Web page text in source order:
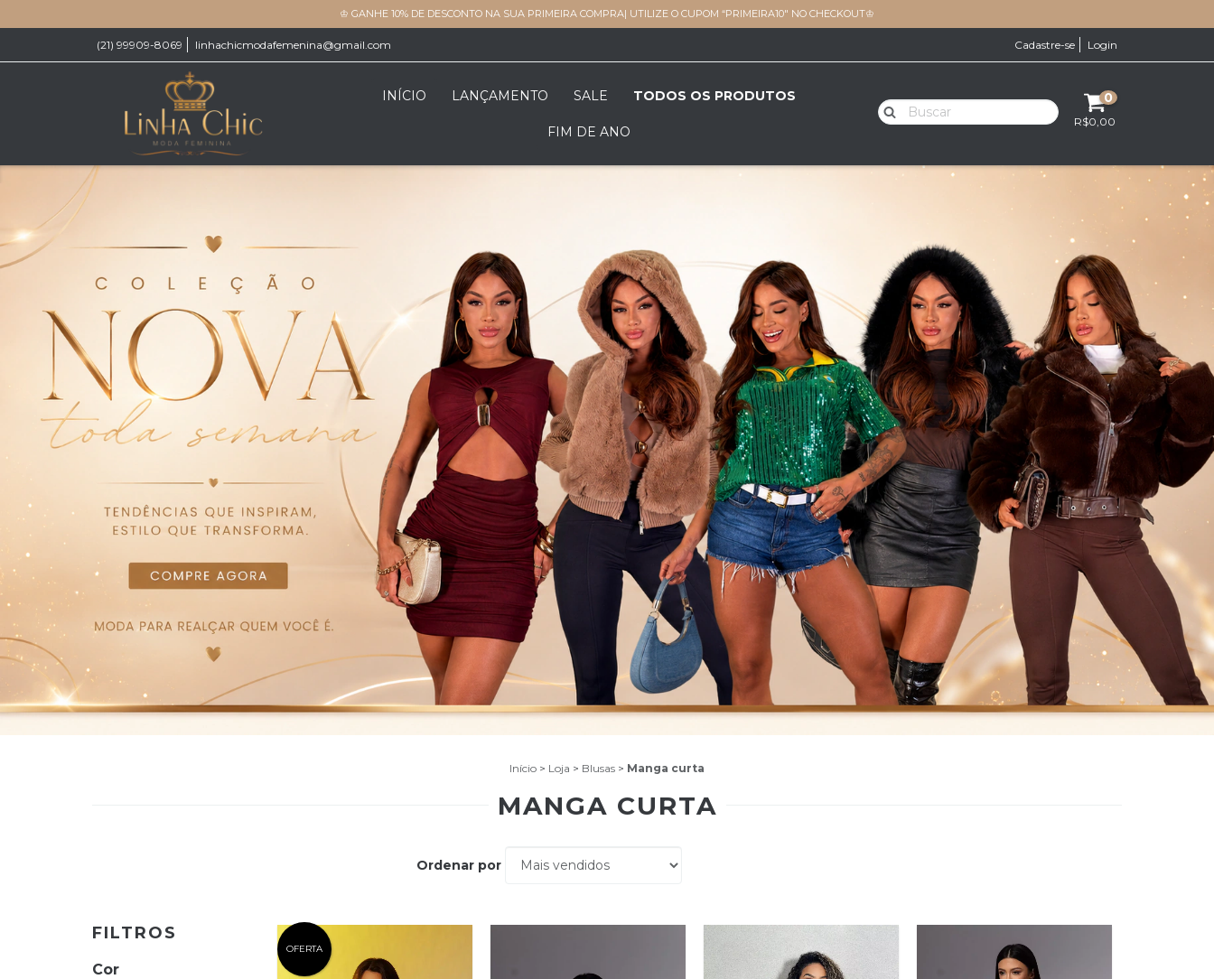
♔ GANHE 10% DE DESCONTO NA SUA PRIMEIRA COMPRA| UTILIZE O CUPOM “PRIMEIRA10" NO CHECKOUT♔
(21) 99909-8069 linhachicmodafemenina@gmail.com Cadastre-se Login
INÍCIO LANÇAMENTO SALE TODOS OS PRODUTOS
FIM DE ANO
0
R$0,00
Início > Loja > Blusas > Manga curta
MANGA CURTA
Ordenar por
FILTROS
Cor
OFERTA